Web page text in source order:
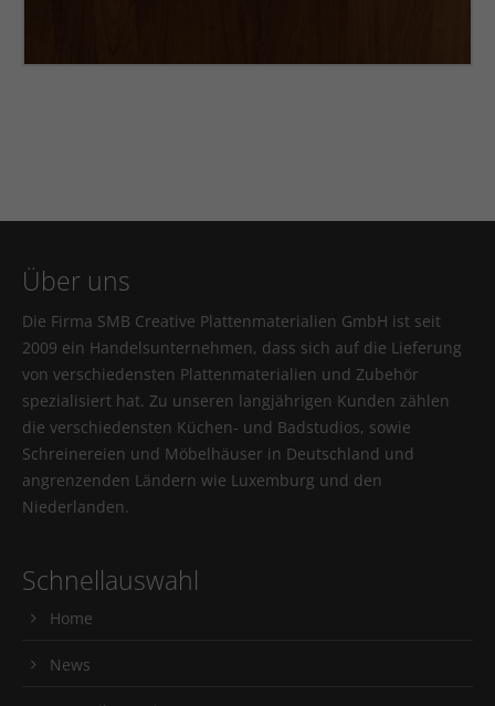
Über uns
Die Firma SMB Creative Plattenmaterialien GmbH ist seit
2009 ein Handelsunternehmen, dass sich auf die Lieferung
von verschiedensten Plattenmaterialien und Zubehör
spezialisiert hat. Zu unseren langjährigen Kunden zählen
die verschiedensten Küchen- und Badstudios, sowie
Schreinereien und Möbelhäuser in Deutschland und
angrenzenden Ländern wie Luxemburg und den
Niederlanden.
Schnellauswahl
Home
News